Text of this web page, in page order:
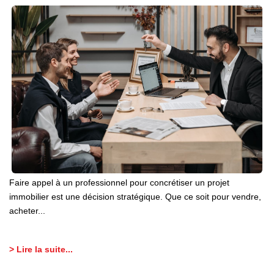
Faire appel à un professionnel pour concrétiser un projet
immobilier est une décision stratégique. Que ce soit pour vendre,
acheter...
> Lire la suite...